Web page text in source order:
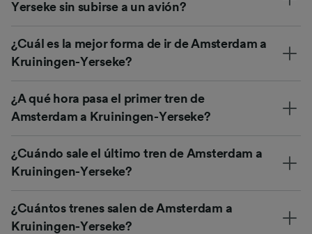
Yerseke sin subirse a un avión?
¿Cuál es la mejor forma de ir de Amsterdam a
Kruiningen-Yerseke?
¿A qué hora pasa el primer tren de
Amsterdam a Kruiningen-Yerseke?
¿Cuándo sale el último tren de Amsterdam a
Kruiningen-Yerseke?
¿Cuántos trenes salen de Amsterdam a
Kruiningen-Yerseke?